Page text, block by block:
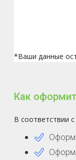
*Ваши данные
Как
В соответствии